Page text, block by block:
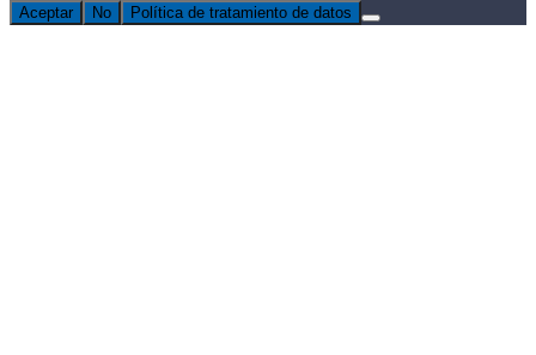
Aceptar No Política de tratamiento de datos